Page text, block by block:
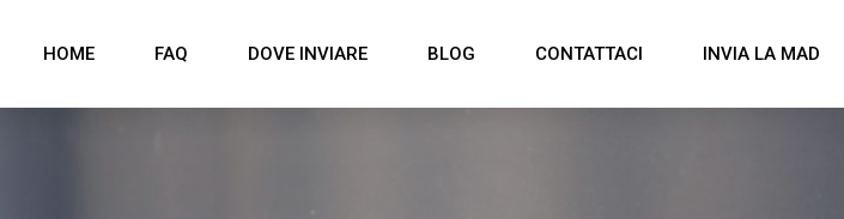
HOME FAQ DOVE INVIARE BLOG CONTATTACI INVIA LA MAD